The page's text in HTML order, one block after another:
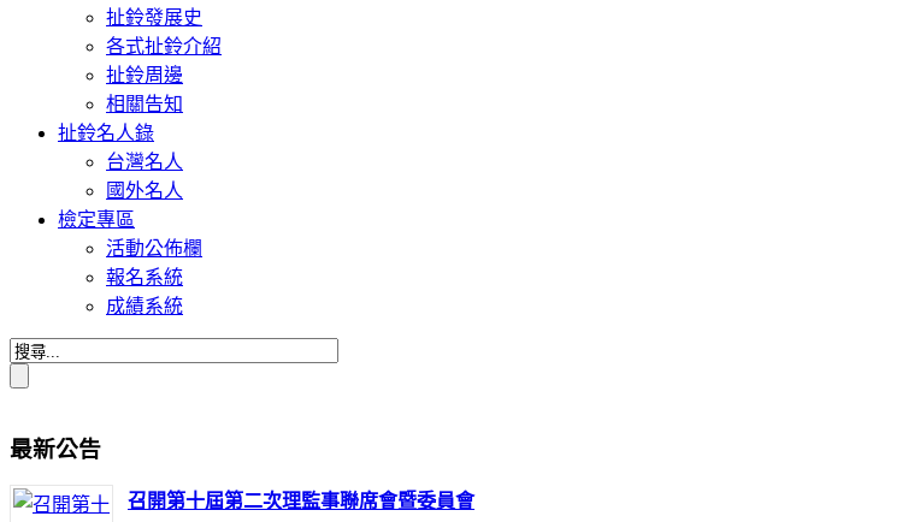
扯鈴發展史
各式扯鈴介紹
扯鈴周邊
相關告知
扯鈴名人錄
台灣名人
國外名人
檢定專區
活動公佈欄
報名系統
成績系統
最新公告
召開第十屆第二次理監事聯席會暨委員會